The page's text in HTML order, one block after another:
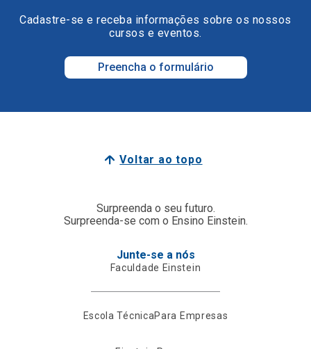
Cadastre-se e receba informações sobre os nossos
cursos e eventos.
Preencha o formulário
Voltar ao topo
Surpreenda o seu futuro.
Surpreenda-se com o Ensino Einstein.
Junte-se a nós
Faculdade Einstein
Escola TécnicaPara Empresas